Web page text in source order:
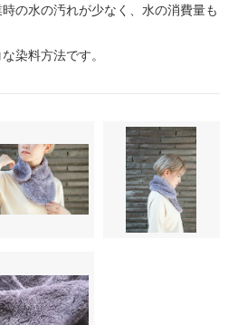
の水の汚れが少なく、水の消費量も
染料方法です。